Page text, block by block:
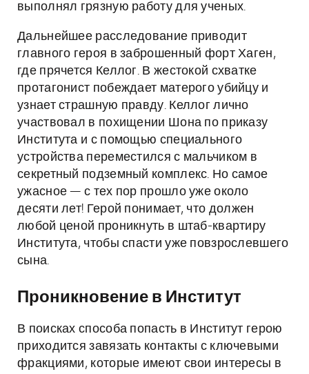
выполнял грязную работу для ученых.
Дальнейшее расследование приводит
главного героя в заброшенный форт Хаген,
где прячется Келлог. В жестокой схватке
протагонист побеждает матерого убийцу и
узнает страшную правду. Келлог лично
участвовал в похищении Шона по приказу
Института и с помощью специального
устройства переместился с мальчиком в
секретный подземный комплекс. Но самое
ужасное — с тех пор прошло уже около
десяти лет! Герой понимает, что должен
любой ценой проникнуть в штаб-квартиру
Института, чтобы спасти уже повзрослевшего
сына.
Проникновение в Институт
В поисках способа попасть в Институт герою
приходится завязать контакты с ключевыми
фракциями, которые имеют свои интересы в